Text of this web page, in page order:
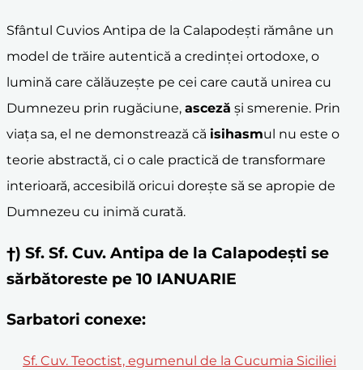
Sfântul Cuvios Antipa de la Calapodești rămâne un
model de trăire autentică a credinței ortodoxe, o
lumină care călăuzește pe cei care caută unirea cu
Dumnezeu prin rugăciune, asceză și smerenie. Prin
viața sa, el ne demonstrează că isihasmul nu este o
teorie abstractă, ci o cale practică de transformare
interioară, accesibilă oricui dorește să se apropie de
Dumnezeu cu inimă curată.
†) Sf. Sf. Cuv. Antipa de la Calapodeşti se
sărbătoreste pe 10 IANUARIE
Sarbatori conexe:
Sf. Cuv. Teoctist, egumenul de la Cucumia Siciliei